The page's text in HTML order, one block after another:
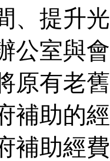
、提升
公室與
原有老
補助的
補助經